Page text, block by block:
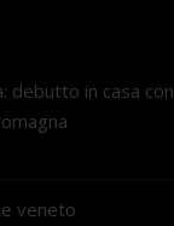
debutto in casa con
veneto